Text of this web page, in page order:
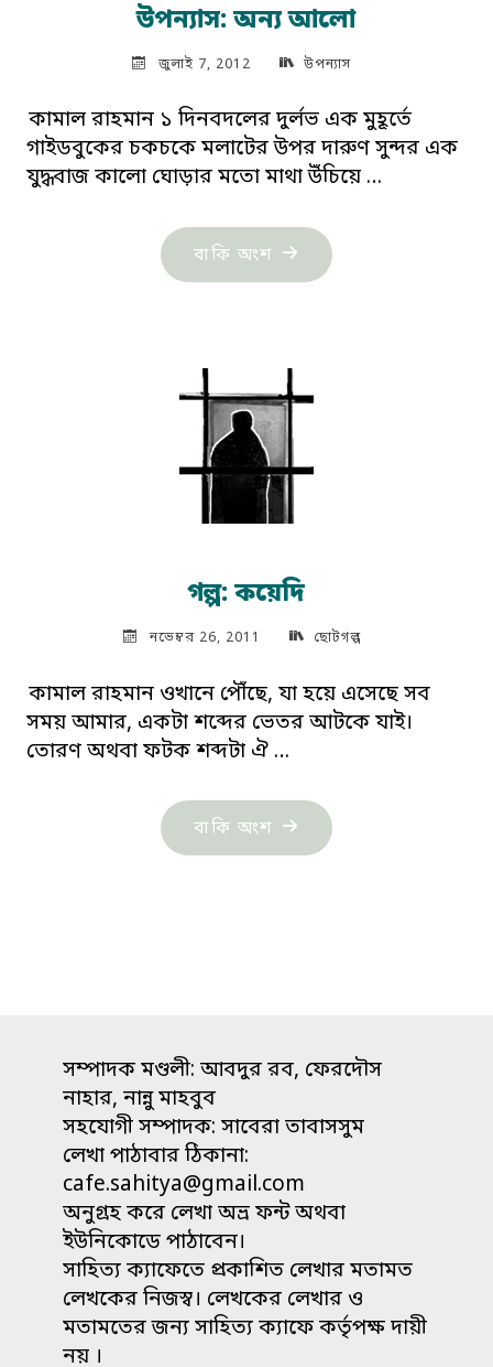
উপন্যাস: অন্য আলো
জুলাই 7, 2012 উপন্যাস
কামাল রাহমান ১ দিনবদলের দুর্লভ এক মুহূর্তে
গাইডবুকের চকচকে মলাটের উপর দারুণ সুন্দর এক
যুদ্ধবাজ কালো ঘোড়ার মতো মাথা উঁচিয়ে …
বাকি অংশ "উপন্যাস:
অন্য
গল্প: কয়েদি
নভেম্বর 26, 2011 ছোটগল্প
কামাল রাহমান ওখানে পৌঁছে, যা হয়ে এসেছে সব
সময় আমার, একটা শব্দের ভেতর আটকে যাই।
তোরণ অথবা ফটক শব্দটা ঐ …
বাকি অংশ "গল্প:
কয়েদি"
সম্পাদক মণ্ডলী: আবদুর রব, ফেরদৌস
নাহার, নান্নু মাহবুব
সহযোগী সম্পাদক: সাবেরা তাবাসসুম
লেখা পাঠাবার ঠিকানা:
cafe.sahitya@gmail.com
অনুগ্রহ করে লেখা অভ্র ফন্ট অথবা
ইউনিকোডে পাঠাবেন।
সাহিত্য ক্যাফেতে প্রকাশিত লেখার মতামত
লেখকের নিজস্ব। লেখকের লেখার ও
মতামতের জন্য সাহিত্য ক্যাফে কর্তৃপক্ষ দায়ী
নয় ।